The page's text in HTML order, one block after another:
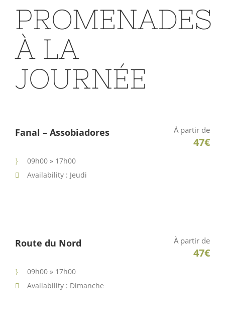
PROMENADES
À LA
JOURNÉE
Fanal – Assobiadores À partir de
47€
09h00 » 17h00
Availability : Jeudi
Route du Nord À partir de
47€
09h00 » 17h00
Availability : Dimanche